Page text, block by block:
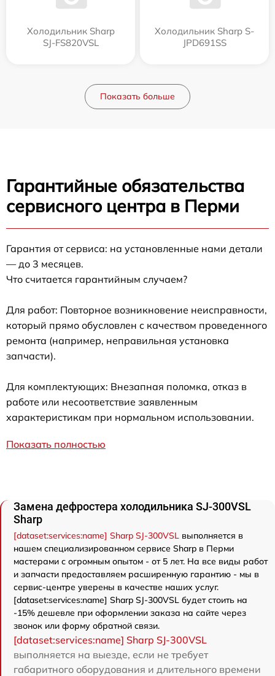
Холодильник Sharp
SJ-FS820VSL
Холодильник Sharp S-
JPD691SS
Показать больше
Гарантийные обязательства
сервисного центра в Перми
Гарантия от сервиса: на установленные нами детали
— до 3 месяцев.
Что считается гарантийным случаем?
Для работ: Повторное возникновение неисправности,
который прямо обусловлен с качеством проведенного
ремонта (например, неправильная установка
запчасти).
Для комплектующих: Внезапная поломка, отказ в
работе или несоответствие заявленным
характеристикам при нормальном использовании.
Показать полностью
Замена дефростера холодильника SJ-300VSL
Sharp
[dataset:services:name] Sharp SJ-300VSL выполняется в
нашем специализированном сервисе Sharp в Перми
мастерами с огромным опытом - от 5 лет. На все виды работ
и запчасти предоставляем расширенную гарантию - мы в
сервис-центре уверены в качестве наших услуг.
[dataset:services:name] Sharp SJ-300VSL будет стоить на
-15% дешевле при оформлении заказа на сайте через
звонок или форму обратной связи.
[dataset:services:name] Sharp SJ-300VSL
выполняется на выезде, если не требует
габаритного оборудования и длительного времени